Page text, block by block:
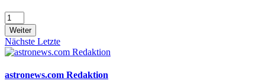
Weiter
Nächste Letzte
astronews.com Redaktion